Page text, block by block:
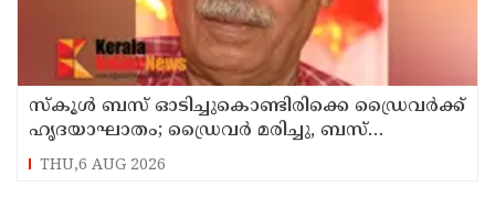
സ്കൂൾ ബസ് ഓടിച്ചുകൊണ്ടിരിക്കെ ഡ്രൈവർക്ക്
ഹൃദയാഘാതം; ഡ്രൈവർ മരിച്ചു, ബസ്
കെട്ടിടത്തിൽ ഇടിച്ചുനിന്നു; രണ്ട് കുട്ടികൾക്ക്
പരിക്ക്
THU,6 AUG 2026